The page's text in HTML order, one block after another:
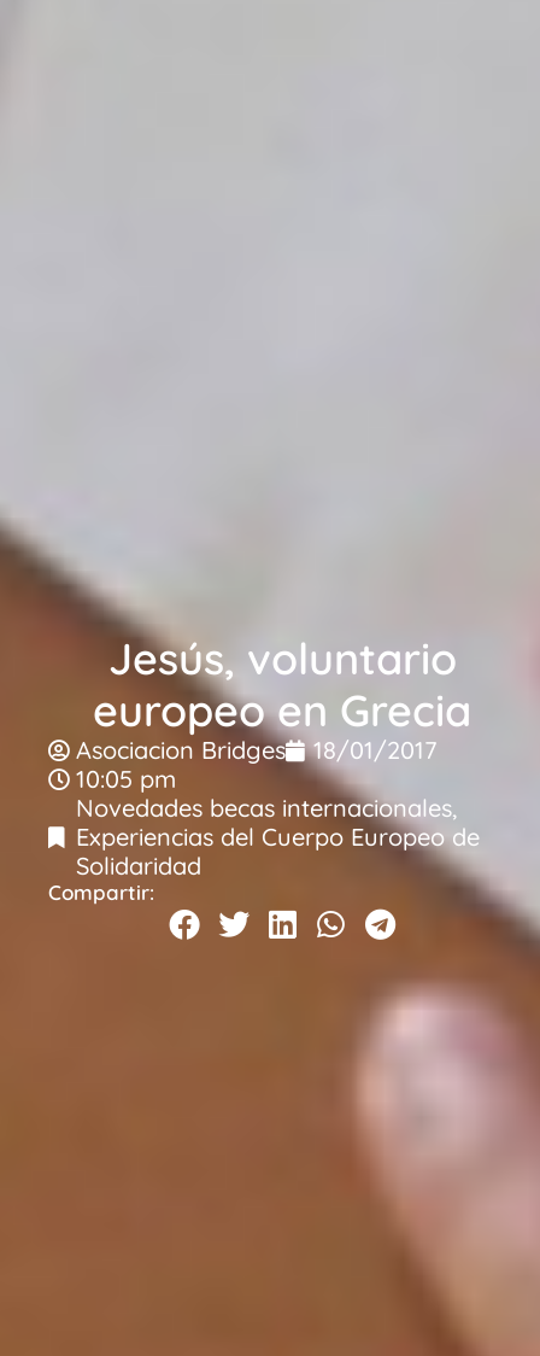
Jesús, voluntario
europeo en Grecia
Asociacion Bridges
18/01/2017
10:05 pm
Novedades becas internacionales,
Experiencias del Cuerpo Europeo de
Solidaridad
Compartir: